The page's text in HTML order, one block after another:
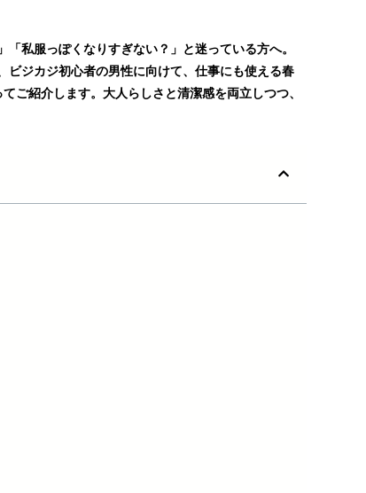
私服っぽくなりすぎない？」と迷っている方へ。
ジカジ初心者の男性に向けて、仕事にも使える春
ご紹介します。大人らしさと清潔感を両立しつつ、